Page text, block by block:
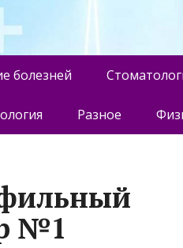
болезней
Разное
№1